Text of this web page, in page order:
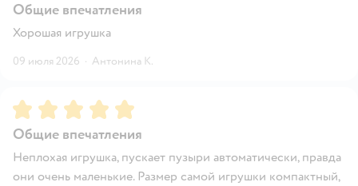
Общие впечатления
Хорошая игрушка
09 июля 2026 · Антонина К.
Рейтинг:5
Общие впечатления
Неплохая игрушка, пускает пузыри автоматически, правда
они очень маленькие. Размер самой игрушки компактный,